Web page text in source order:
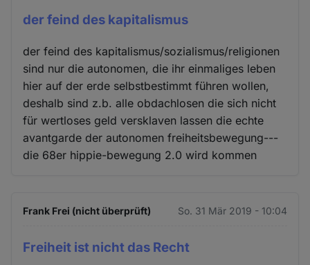
der feind des kapitalismus
der feind des kapitalismus/sozialismus/religionen
sind nur die autonomen, die ihr einmaliges leben
hier auf der erde selbstbestimmt führen wollen,
deshalb sind z.b. alle obdachlosen die sich nicht
für wertloses geld versklaven lassen die echte
avantgarde der autonomen freiheitsbewegung---
die 68er hippie-bewegung 2.0 wird kommen
Frank Frei (nicht überprüft) So. 31 Mär 2019 - 10:04
Freiheit ist nicht das Recht